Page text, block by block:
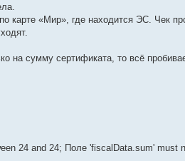
карте «Мир», где находится ЭС. Чек
на сумму сертификата, то всё
24 and 24; Поле 'fiscalData.sum' must